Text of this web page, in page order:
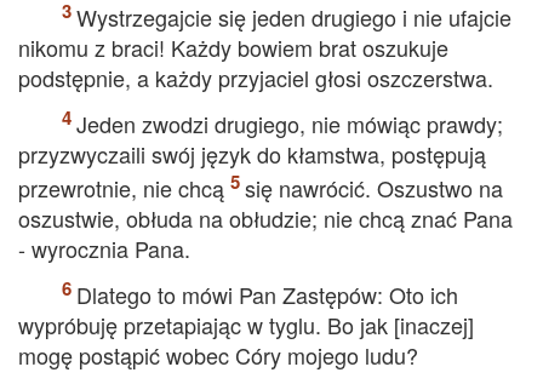
Wystrzegajcie się jeden drugiego i nie ufajcie
nikomu z braci! Każdy bowiem brat oszukuje
podstępnie, a każdy przyjaciel głosi oszczerstwa.
Jeden zwodzi drugiego, nie mówiąc prawdy;
przyzwyczaili swój język do kłamstwa, postępują
przewrotnie, nie chcą
się nawrócić. Oszustwo na
oszustwie, obłuda na obłudzie; nie chcą znać Pana
- wyrocznia Pana.
Dlatego to mówi Pan Zastępów: Oto ich
wypróbuję przetapiając w tyglu. Bo jak [inaczej]
mogę postąpić wobec Córy mojego ludu?